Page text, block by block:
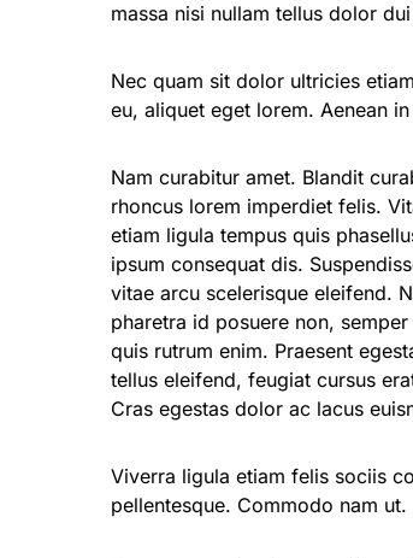
massa nisi nullam tellus dolor
Nec quam sit dolor ultricies
eu, aliquet eget lorem. Aenean
Nam curabitur amet. Blandit
rhoncus lorem imperdiet felis.
etiam ligula tempus quis
ipsum consequat dis.
vitae arcu scelerisque eleifend.
pharetra id posuere non,
quis rutrum enim. Praesent
tellus eleifend, feugiat cursus
Cras egestas dolor ac lacus
Viverra ligula etiam felis sociis
pellentesque. Commodo nam ut.